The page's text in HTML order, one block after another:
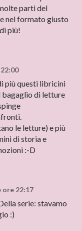
parti del
nel formato giusto
più!
più questi libricini
bagaglio di letture
le letture) e più
di storia e
:-D
ore 22:17
serie: stavamo
:)